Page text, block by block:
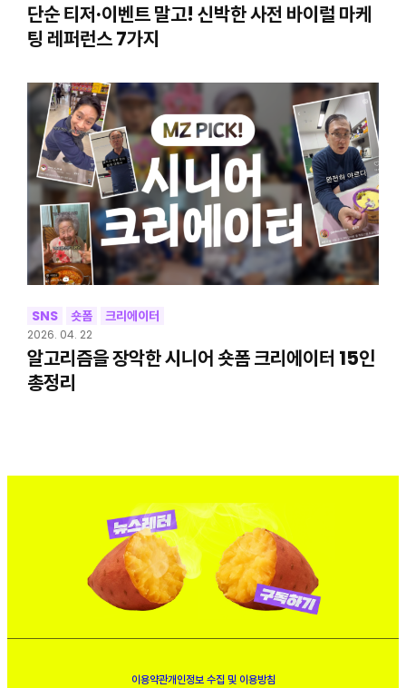
단순 티저·이벤트 말고! 신박한 사전 바이럴 마케
팅 레퍼런스 7가지
SNS 숏폼 크리에이터
2026. 04. 22
알고리즘을 장악한 시니어 숏폼 크리에이터 15인
총정리
이용약관개인정보 수집 및 이용방침